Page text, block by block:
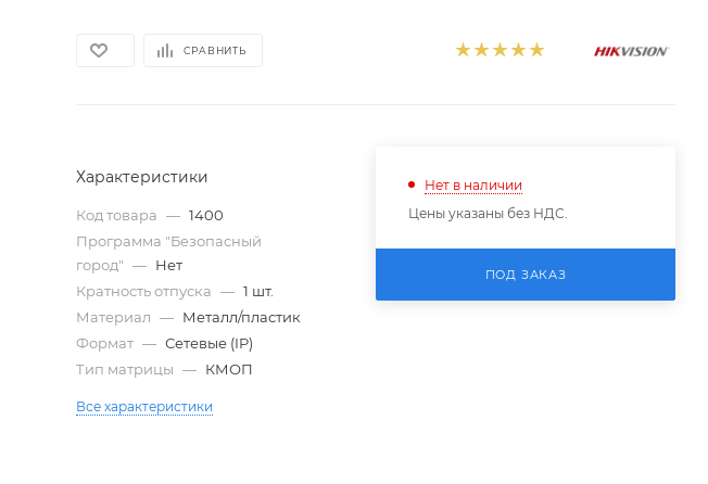
СРАВНИТЬ
Характеристики
Код товара — 1400
Программа "Безопасный
город" — Нет
Кратность отпуска — 1 шт.
Материал — Металл/пластик
Формат — Сетевые (IP)
Тип матрицы — КМОП
Все характеристики
Нет в наличии
Цены указаны без НДС.
ПОД ЗАКАЗ